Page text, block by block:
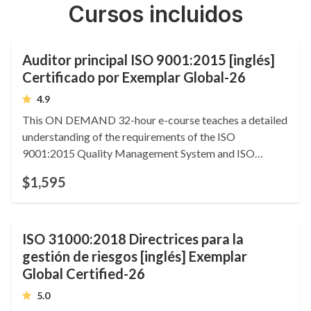
Cursos incluidos
Auditor principal ISO 9001:2015 [inglés]
Certificado por Exemplar Global-26
4.9
This ON DEMAND 32-hour e-course teaches a detailed
understanding of the requirements of the ISO
9001:2015 Quality Management System and ISO
Certificate of Competence. 3.2 CEUs. Language: English.
$1,595
ISO 31000:2018 Directrices para la
gestión de riesgos [inglés] Exemplar
Global Certified-26
5.0